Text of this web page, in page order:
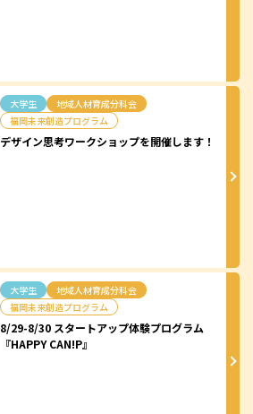
大学生
地域人材育成分科会
福岡未来創造プログラム
デザイン思考ワークショップを開催します！
大学生
地域人材育成分科会
福岡未来創造プログラム
8/29-8/30 スタートアップ体験プログラム
『HAPPY CAN!P』